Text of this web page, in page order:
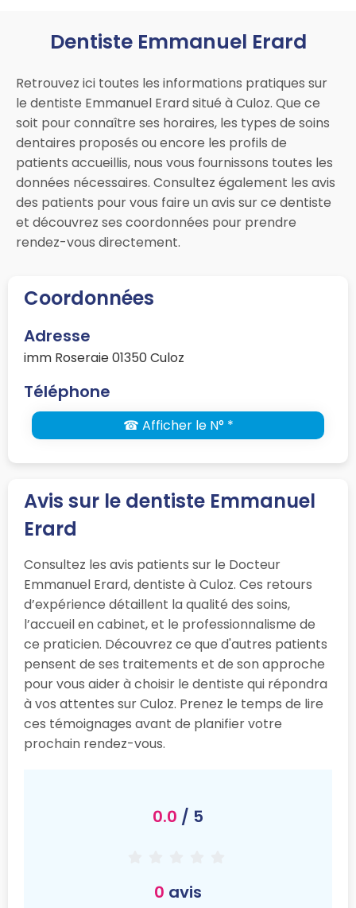
Dentiste Emmanuel Erard
Retrouvez ici toutes les informations pratiques sur
le dentiste Emmanuel Erard situé à Culoz. Que ce
soit pour connaître ses horaires, les types de soins
dentaires proposés ou encore les profils de
patients accueillis, nous vous fournissons toutes les
données nécessaires. Consultez également les avis
des patients pour vous faire un avis sur ce dentiste
et découvrez ses coordonnées pour prendre
rendez-vous directement.
Coordonnées
Adresse
imm Roseraie 01350 Culoz
Téléphone
☎ Afficher le N° *
Avis sur le dentiste Emmanuel
Erard
Consultez les avis patients sur le Docteur
Emmanuel Erard, dentiste à Culoz. Ces retours
d’expérience détaillent la qualité des soins,
l’accueil en cabinet, et le professionnalisme de
ce praticien. Découvrez ce que d'autres patients
pensent de ses traitements et de son approche
pour vous aider à choisir le dentiste qui répondra
à vos attentes sur Culoz. Prenez le temps de lire
ces témoignages avant de planifier votre
prochain rendez-vous.
0.0 / 5
0 avis